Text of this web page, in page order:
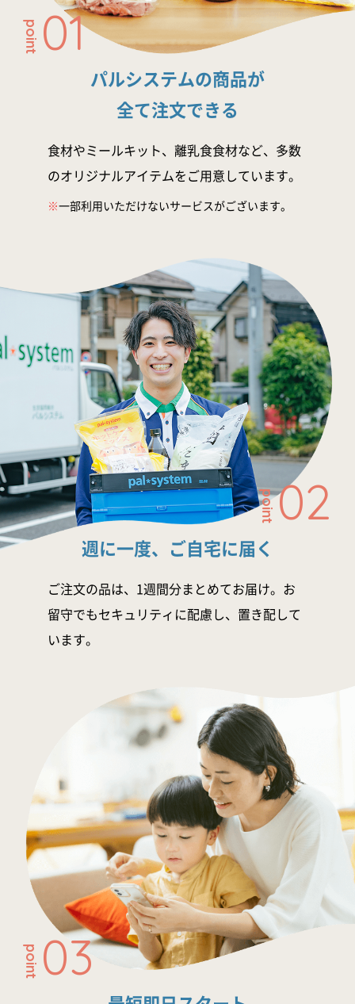
point 01
パルシステムの商品が
全て注文できる
食材やミールキット、離乳食食材など、多数
のオリジナルアイテムをご用意しています。
※一部利用いただけないサービスがございます。
point02
週に一度、ご自宅に届く
ご注文の品は、1週間分まとめてお届け。お
留守でもセキュリティに配慮し、置き配して
います。
point 03